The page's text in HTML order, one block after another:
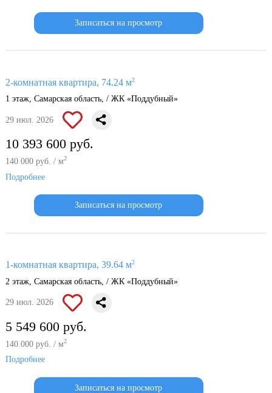
Записаться на просмотр
2-комнатная квартира, 74.24 м2
1 этаж, Самарская область, / ЖК «Поддубный»
29 июл. 2026
10 393 600 руб.
140 000 руб. / м2
Подробнее
Записаться на просмотр
1-комнатная квартира, 39.64 м2
2 этаж, Самарская область, / ЖК «Поддубный»
29 июл. 2026
5 549 600 руб.
140 000 руб. / м2
Подробнее
Записаться на просмотр